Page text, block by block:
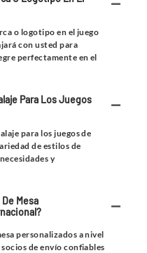
o logotipo en el juego
con usted para
perfectamente en el
Para Los Juegos
para los juegos de
de estilos de
y
Mesa
personalizados a nivel
de envío confiables